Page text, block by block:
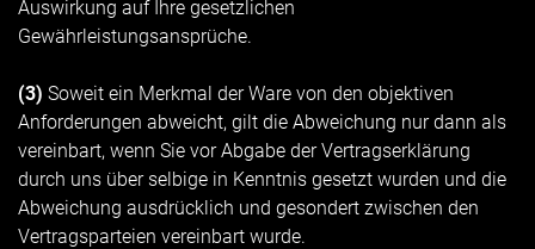
Auswirkung auf Ihre gesetzlichen
Gewährleistungsansprüche.
(3) Soweit ein Merkmal der Ware von den objektiven
Anforderungen abweicht, gilt die Abweichung nur dann als
vereinbart, wenn Sie vor Abgabe der Vertragserklärung
durch uns über selbige in Kenntnis gesetzt wurden und die
Abweichung ausdrücklich und gesondert zwischen den
Vertragsparteien vereinbart wurde.